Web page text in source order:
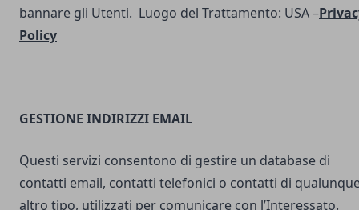
bannare gli Utenti. Luogo del Trattamento: USA –
Policy
GESTIONE INDIRIZZI EMAIL
Questi servizi consentono di gestire un database di
contatti email, contatti telefonici o contatti di
altro tipo, utilizzati per comunicare con l’Interessato.